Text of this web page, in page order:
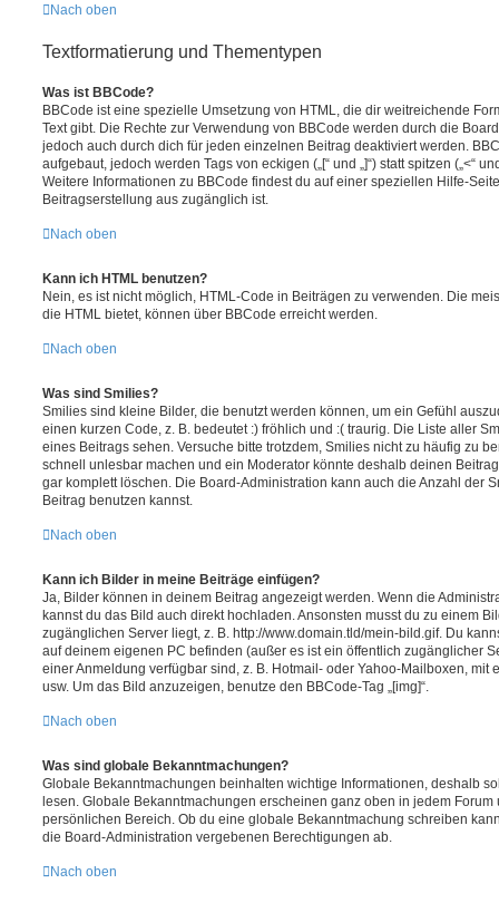
Nach oben
Textformatierung und Thementypen
Was ist BBCode?
BBCode ist eine spezielle Umsetzung von HTML, die dir weitreichende
Text gibt. Die Rechte zur Verwendung von BBCode werden durch die
jedoch auch durch dich für jeden einzelnen Beitrag deaktiviert werden.
aufgebaut, jedoch werden Tags von eckigen („[“ und „]“) statt spitzen („<“
Weitere Informationen zu BBCode findest du auf einer speziellen Hilfe-
Beitragserstellung aus zugänglich ist.
Nach oben
Kann ich HTML benutzen?
Nein, es ist nicht möglich, HTML-Code in Beiträgen zu verwenden. Die
die HTML bietet, können über BBCode erreicht werden.
Nach oben
Was sind Smilies?
Smilies sind kleine Bilder, die benutzt werden können, um ein Gefühl
einen kurzen Code, z. B. bedeutet :) fröhlich und :( traurig. Die Liste aller
eines Beitrags sehen. Versuche bitte trotzdem, Smilies nicht zu häufig zu
schnell unlesbar machen und ein Moderator könnte deshalb deinen
gar komplett löschen. Die Board-Administration kann auch die Anzahl der
Beitrag benutzen kannst.
Nach oben
Kann ich Bilder in meine Beiträge einfügen?
Ja, Bilder können in deinem Beitrag angezeigt werden. Wenn die
kannst du das Bild auch direkt hochladen. Ansonsten musst du zu einem
zugänglichen Server liegt, z. B. http://www.domain.tld/mein-bild.gif. Du
auf deinem eigenen PC befinden (außer es ist ein öffentlich zugänglicher
einer Anmeldung verfügbar sind, z. B. Hotmail- oder Yahoo-Mailboxen, mit
usw. Um das Bild anzuzeigen, benutze den BBCode-Tag „[img]“.
Nach oben
Was sind globale Bekanntmachungen?
Globale Bekanntmachungen beinhalten wichtige Informationen, deshalb
lesen. Globale Bekanntmachungen erscheinen ganz oben in jedem
persönlichen Bereich. Ob du eine globale Bekanntmachung schreiben
die Board-Administration vergebenen Berechtigungen ab.
Nach oben